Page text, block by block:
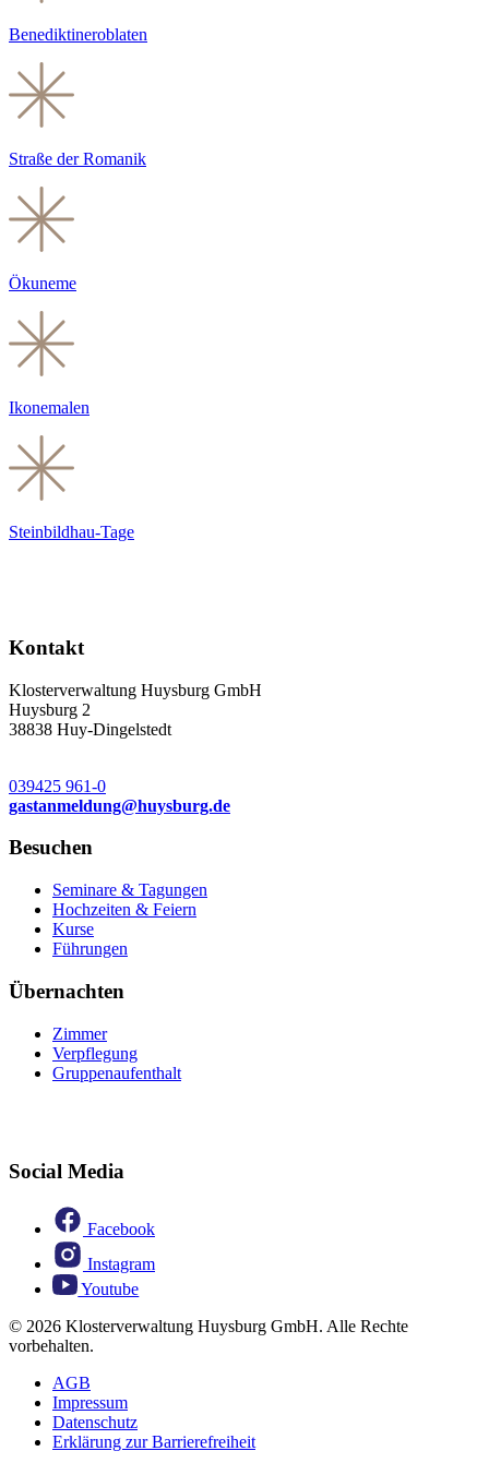
Benediktineroblaten
Straße der Romanik
Ökuneme
Ikonemalen
Steinbildhau-Tage
Kontakt
Klosterverwaltung Huysburg GmbH
Huysburg 2
38838 Huy-Dingelstedt
039425 961-0
gastanmeldung@huysburg.de
Besuchen
Seminare & Tagungen
Hochzeiten & Feiern
Kurse
Führungen
Übernachten
Zimmer
Verpflegung
Gruppenaufenthalt
Social Media
Facebook
Instagram
Youtube
© 2026 Klosterverwaltung Huysburg GmbH. Alle Rechte
vorbehalten.
AGB
Impressum
Datenschutz
Erklärung zur Barrierefreiheit